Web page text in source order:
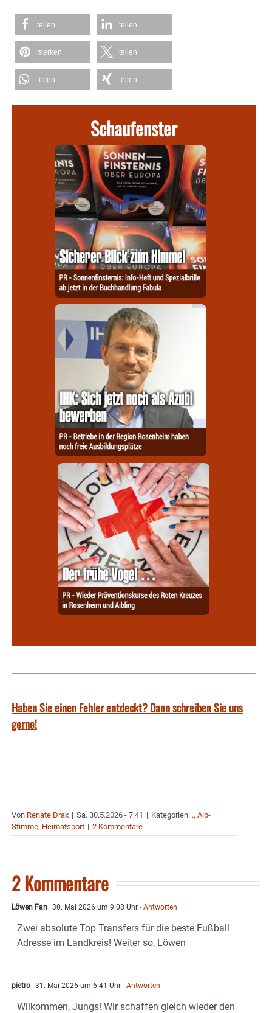
teilen teilen
merken teilen
teilen teilen
Schaufenster
Haben Sie einen Fehler entdeckt? Dann schreiben Sie uns
gerne!
Von Renate Drax | Sa. 30.5.2026 - 7:41 | Kategorien: ., Aib-
Stimme, Heimatsport | 2 Kommentare
2 Kommentare
Löwen Fan 30. Mai 2026 um 9:08 Uhr - Antworten
Zwei absolute Top Transfers für die beste Fußball
Adresse im Landkreis! Weiter so, Löwen
pietro 31. Mai 2026 um 6:41 Uhr - Antworten
Wilkommen, Jungs! Wir schaffen gleich wieder den